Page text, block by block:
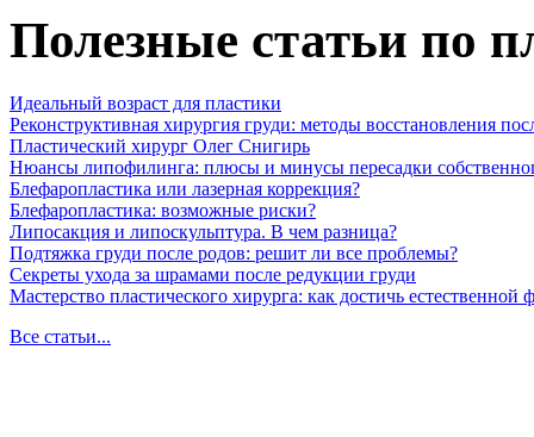
Полезные статьи по
Идеальный возраст для пластики
Реконструктивная хирургия груди: методы восстановления
Пластический хирург Олег Снигирь
Нюансы липофилинга: плюсы и минусы пересадки
Блефаропластика или лазерная коррекция?
Блефаропластика: возможные риски?
Липосакция и липоскульптура. В чем разница?
Подтяжка груди после родов: решит ли все проблемы?
Секреты ухода за шрамами после редукции груди
Мастерство пластического хирурга: как достичь
Все статьи...